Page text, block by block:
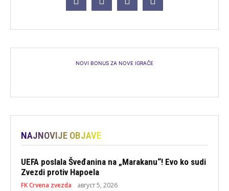
NOVI BONUS ZA NOVE IGRAČE
NAJNOVIJE OBJAVE
UEFA poslala Šveđanina na „Marakanu“! Evo ko sudi
Zvezdi protiv Hapoela
FK Crvena zvezda август 5, 2026